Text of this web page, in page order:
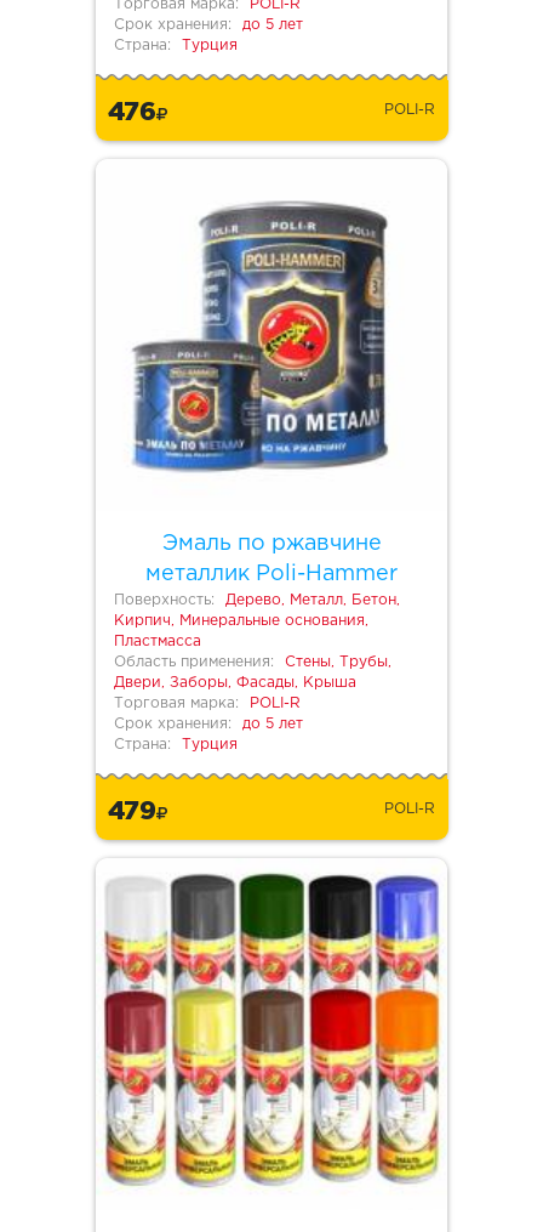
Торговая марка:
POLI-R
Срок хранения:
до 5 лет
Страна:
Турция
476 POLI-R
Эмаль по ржавчине
металлик Poli-Hammer
Поверхность:
Дерево, Металл, Бетон,
Кирпич, Минеральные основания,
Пластмасса
Область применения:
Стены, Трубы,
Двери, Заборы, Фасады, Крыша
Торговая марка:
POLI-R
Срок хранения:
до 5 лет
Страна:
Турция
479 POLI-R